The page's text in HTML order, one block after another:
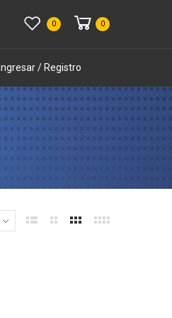
0 0
Ingresar / Registro